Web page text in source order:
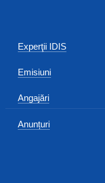
Experţii IDIS
Emisiuni
Angajări
Anunțuri